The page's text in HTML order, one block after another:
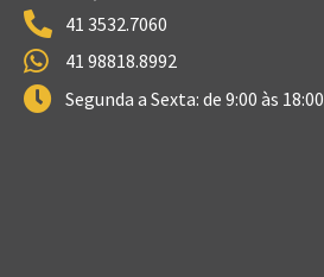
41 3532.7060
41 98818.8992
Segunda a Sexta: de 9:00 às 18:00